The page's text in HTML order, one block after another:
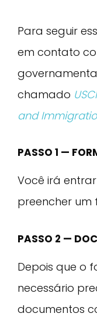
Para seguir
em contato
chamado
and
PASSO 1 —
Você irá entrar
preencher um
PASSO 2 —
Depois que o
necessário
documentos